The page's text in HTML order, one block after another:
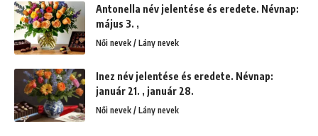
Antonella név jelentése és eredete. Névnap:
május 3. ,
Női nevek / Lány nevek
Inez név jelentése és eredete. Névnap:
január 21. , január 28.
Női nevek / Lány nevek